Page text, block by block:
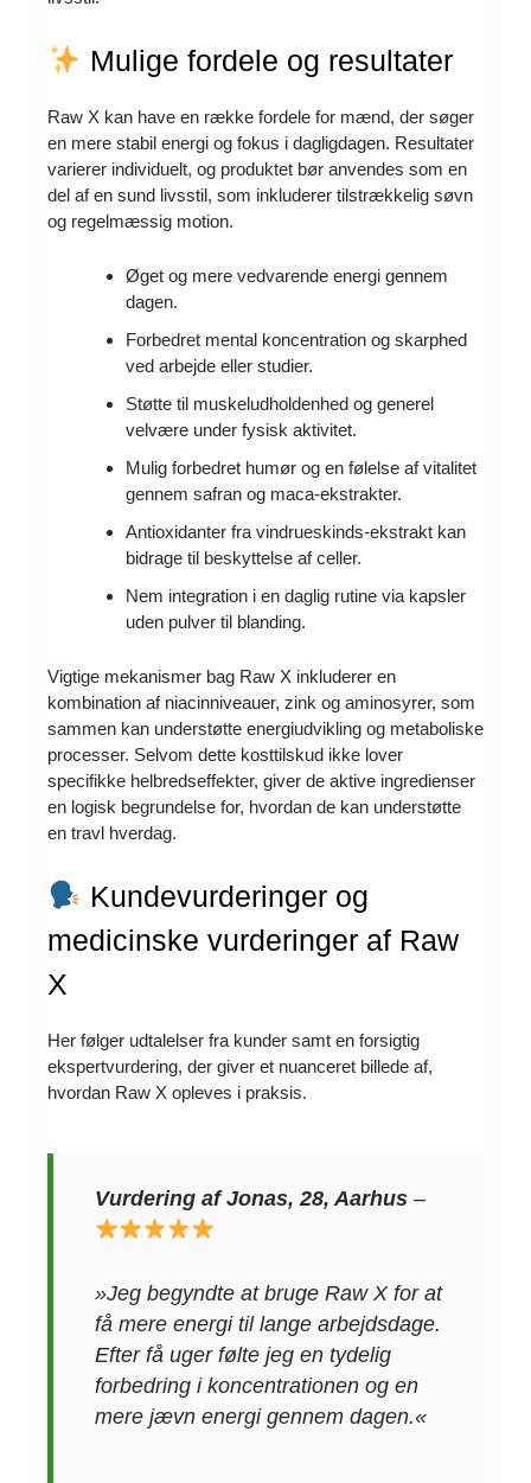
Mulige fordele og resultater
Raw X kan have en række fordele for mænd, der søger
en mere stabil energi og fokus i dagligdagen. Resultater
varierer individuelt, og produktet bør anvendes som en
del af en sund livsstil, som inkluderer tilstrækkelig søvn
og regelmæssig motion.
Øget og mere vedvarende energi gennem
dagen.
Forbedret mental koncentration og skarphed
ved arbejde eller studier.
Støtte til muskeludholdenhed og generel
velvære under fysisk aktivitet.
Mulig forbedret humør og en følelse af vitalitet
gennem safran og maca-ekstrakter.
Antioxidanter fra vindrueskinds-ekstrakt kan
bidrage til beskyttelse af celler.
Nem integration i en daglig rutine via kapsler
uden pulver til blanding.
Vigtige mekanismer bag Raw X inkluderer en
kombination af niacinniveauer, zink og aminosyrer, som
sammen kan understøtte energiudvikling og metaboliske
processer. Selvom dette kosttilskud ikke lover
specifikke helbredseffekter, giver de aktive ingredienser
en logisk begrundelse for, hvordan de kan understøtte
en travl hverdag.
Kundevurderinger og
medicinske vurderinger af Raw
X
Her følger udtalelser fra kunder samt en forsigtig
ekspertvurdering, der giver et nuanceret billede af,
hvordan Raw X opleves i praksis.
Vurdering af Jonas, 28, Aarhus –
»Jeg begyndte at bruge Raw X for at
få mere energi til lange arbejdsdage.
Efter få uger følte jeg en tydelig
forbedring i koncentrationen og en
mere jævn energi gennem dagen.«